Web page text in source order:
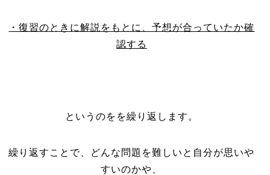
・復習のときに解説をもとに、予想が合っていたか確
認する
というのをを繰り返します。
繰り返すことで、どんな問題を難しいと自分が思いや
すいのかや、